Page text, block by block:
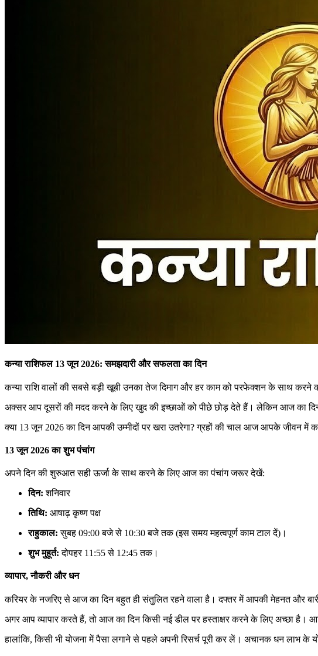
कन्या राशिफल 13 जून 2026: समझदारी और सफलता का दिन
कन्या राशि वालों की सबसे बड़ी खूबी उनका तेज दिमाग और हर काम को परफेक्शन के साथ
अक्सर आप दूसरों की मदद करने के लिए खुद की इच्छाओं को पीछे छोड़ देते हैं। लेकिन आज का
क्या 13 जून 2026 का दिन आपकी उम्मीदों पर खरा उतरेगा? ग्रहों की चाल आज आपके जीवन
13 जून 2026 का शुभ पंचांग
अपने दिन की शुरुआत सही ऊर्जा के साथ करने के लिए आज का पंचांग जरूर देखें:
दिन: शनिवार
तिथि: आषाढ़ कृष्ण पक्ष
राहुकाल: सुबह 09:00 बजे से 10:30 बजे तक (इस समय महत्वपूर्ण काम टाल दें)।
शुभ मुहूर्त: दोपहर 11:55 से 12:45 तक।
व्यापार, नौकरी और धन
करियर के नजरिए से आज का दिन बहुत ही संतुलित रहने वाला है। दफ्तर में आपकी मेहनत और
अगर आप व्यापार करते हैं, तो आज का दिन किसी नई डील पर हस्ताक्षर करने के लिए अच्छा है।
हालांकि, किसी भी योजना में पैसा लगाने से पहले अपनी रिसर्च पूरी कर लें। अचानक धन लाभ के